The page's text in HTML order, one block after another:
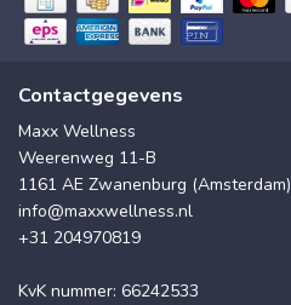
Contactgegevens
Maxx Wellness
Weerenweg 11-B
1161 AE Zwanenburg (Amsterdam)
info@maxxwellness.nl
+31 204970819
KvK nummer: 66242533